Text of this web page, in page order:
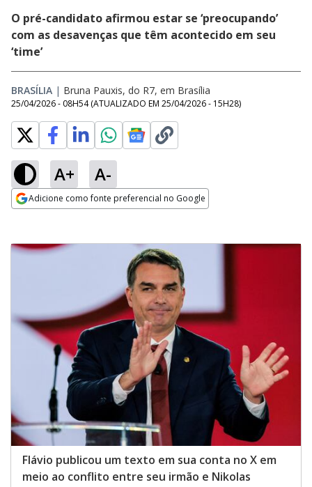
O pré-candidato afirmou estar se ‘preocupando’
com as desavenças que têm acontecido em seu
‘time’
BRASÍLIA | Bruna Pauxis, do R7, em Brasília
25/04/2026 - 08H54 (ATUALIZADO EM 25/04/2026 - 15H28)
A+ A-
Adicione como fonte preferencial no Google
Flávio publicou um texto em sua conta no X em
meio ao conflito entre seu irmão e Nikolas